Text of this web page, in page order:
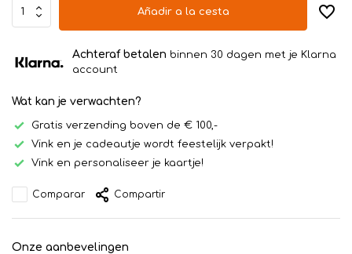
Añadir a la cesta
Achteraf betalen binnen 30 dagen met je Klarna
account
Wat kan je verwachten?
Gratis verzending boven de € 100,-
Vink en je cadeautje wordt feestelijk verpakt!
Vink en personaliseer je kaartje!
Comparar Compartir
Onze aanbevelingen